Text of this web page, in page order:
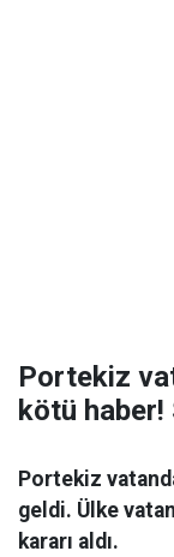
Portekiz
kötü haber!
Portekiz
geldi. Ülke
kararı aldı.